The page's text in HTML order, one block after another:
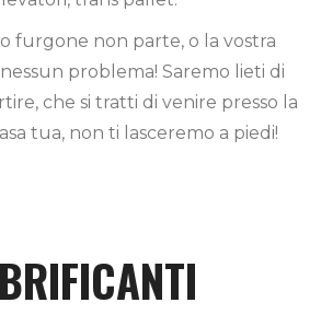
furgone non parte, o la vostra
problema! Saremo lieti di
che si tratti di venire presso la
tua, non ti lasceremo a piedi!